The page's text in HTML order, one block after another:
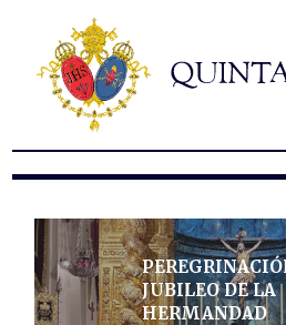
Hermandad
Titulares
Historia y patrimonio
Noticias
Formularios
JUBILEO DE LA
HERMANDAD